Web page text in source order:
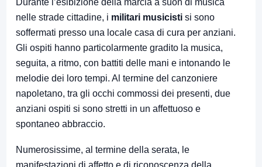
Durante l’esibizione della marcia a suon di musica
nelle strade cittadine, i militari musicisti si sono
soffermati presso una locale casa di cura per anziani.
Gli ospiti hanno particolarmente gradito la musica,
seguita, a ritmo, con battiti delle mani e intonando le
melodie dei loro tempi. Al termine del canzoniere
napoletano, tra gli occhi commossi dei presenti, due
anziani ospiti si sono stretti in un affettuoso e
spontaneo abbraccio.
Numerosissime, al termine della serata, le